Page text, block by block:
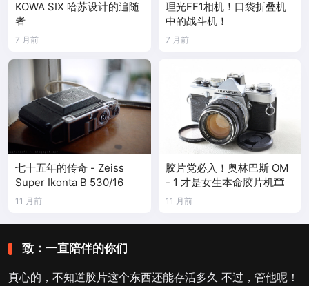
KOWA SIX 哈苏设计的追随
者
7 月前
理光FF1相机！口袋折叠机
中的战斗机！
7 月前
七十五年的传奇 - Zeiss
Super Ikonta B 530/16
11 月前
胶片党必入！奥林巴斯 OM
- 1 才是女生本命胶片机🎞️
11 月前
致：一直陪伴的你们
真心的，不知道胶片这个东西还能存活多久 不过，管他呢！